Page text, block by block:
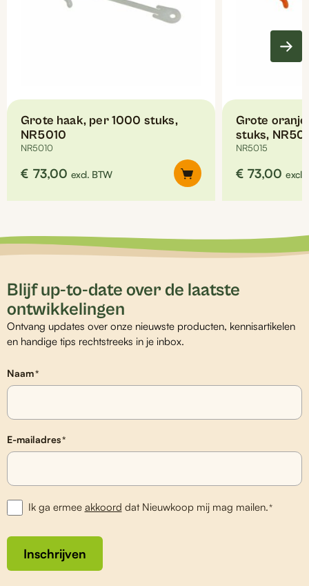
Grote haak, per 1000 stuks,
NR5010
NR5010
€ 73,00 excl. BTW
Grote
stuks,
NR5015
€ 73,00 excl.
Blijf up-to-date over de laatste
ontwikkelingen
Ontvang updates over onze nieuwste producten, kennisartikelen
en handige tips rechtstreeks in je inbox.
Naam*
E-mailadres*
Ik ga ermee akkoord dat Nieuwkoop mij mag mailen.*
Inschrijven